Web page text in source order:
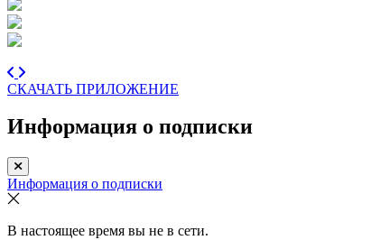
СКАЧАТЬ ПРИЛОЖЕНИЕ
Информация о подписки
Информация о подписки
В настоящее время вы не в сети.